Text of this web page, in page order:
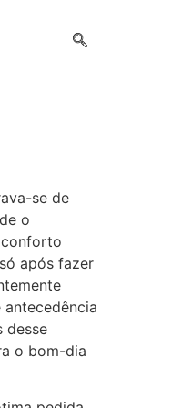
se de
o
após fazer
desse
o bom-dia